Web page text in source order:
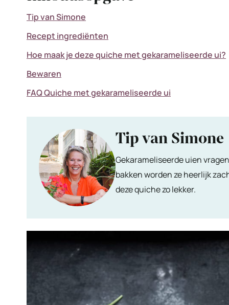
Tip van Simone
Recept ingrediënten
Hoe maak je deze quiche met gekarameliseerde ui?
Bewaren
FAQ Quiche met gekarameliseerde ui
Tip van Simone
Gekarameliseerde uien
bakken worden ze heerlijk
deze quiche zo lekker.